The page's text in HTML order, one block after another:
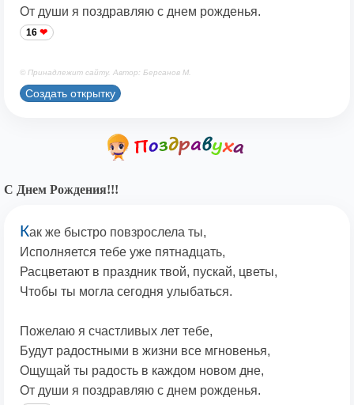
От души я поздравляю с днем рожденья.
16
© Принадлежит сайту. Автор: Берсанов М.
Создать открытку
С Днем Рождения!!!
Как же быстро повзрослела ты,
Исполняется тебе уже пятнадцать,
Расцветают в праздник твой, пускай, цветы,
Чтобы ты могла сегодня улыбаться.
Пожелаю я счастливых лет тебе,
Будут радостными в жизни все мгновенья,
Ощущай ты радость в каждом новом дне,
От души я поздравляю с днем рожденья.